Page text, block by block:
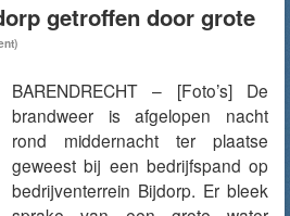
getroffen door grote
BARENDRECHT – [Foto’s] De
brandweer is afgelopen nacht
rond middernacht ter plaatse
geweest bij een bedrijfspand op
bedrijventerrein Bijdorp. Er bleek